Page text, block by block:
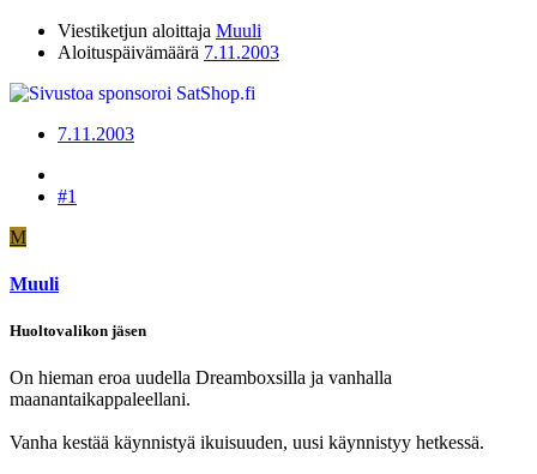
Viestiketjun aloittaja Muuli
Aloituspäivämäärä 7.11.2003
7.11.2003
#1
M
Muuli
Huoltovalikon jäsen
On hieman eroa uudella Dreamboxsilla ja vanhalla
maanantaikappaleellani.
Vanha kestää käynnistyä ikuisuuden, uusi käynnistyy hetkessä.